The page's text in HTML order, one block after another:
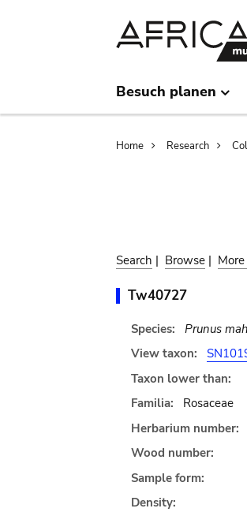
Besuch planen
Home Research
Search | Browse |
Tw40727
Species: Prunus
View taxon:
Taxon lower than:
Familia:
Rosaceae
Herbarium number:
Wood number:
Sample form:
Density: